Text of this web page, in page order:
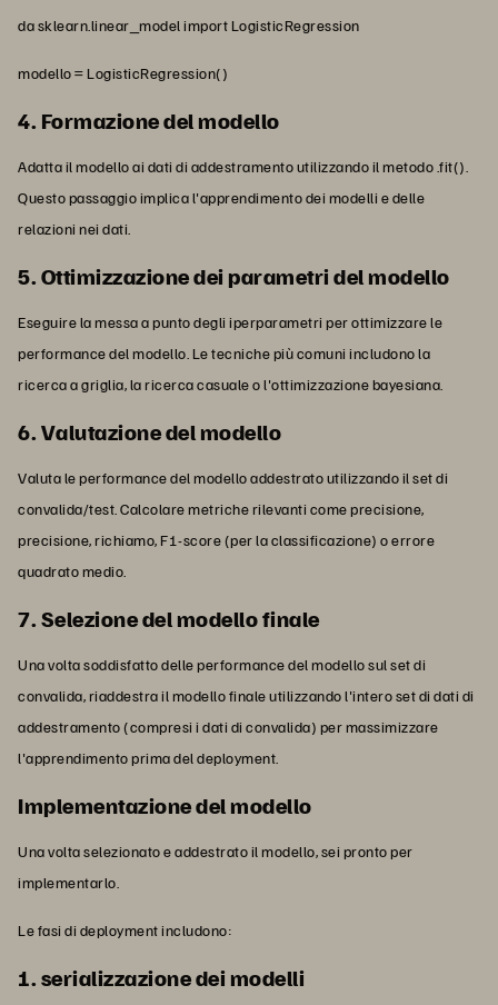
da sklearn.linear_model import LogisticRegression
modello = LogisticRegression()
4. Formazione del modello
Adatta il modello ai dati di addestramento utilizzando il metodo .fit().
Questo passaggio implica l'apprendimento dei modelli e delle
relazioni nei dati.
5. Ottimizzazione dei parametri del modello
Eseguire la messa a punto degli iperparametri per ottimizzare le
performance del modello. Le tecniche più comuni includono la
ricerca a griglia, la ricerca casuale o l'ottimizzazione bayesiana.
6. Valutazione del modello
Valuta le performance del modello addestrato utilizzando il set di
convalida/test. Calcolare metriche rilevanti come precisione,
precisione, richiamo, F1-score (per la classificazione) o errore
quadrato medio.
7. Selezione del modello finale
Una volta soddisfatto delle performance del modello sul set di
convalida, riaddestra il modello finale utilizzando l'intero set di dati di
addestramento (compresi i dati di convalida) per massimizzare
l'apprendimento prima del deployment.
Implementazione del modello
Una volta selezionato e addestrato il modello, sei pronto per
implementarlo.
Le fasi di deployment includono:
1. serializzazione dei modelli